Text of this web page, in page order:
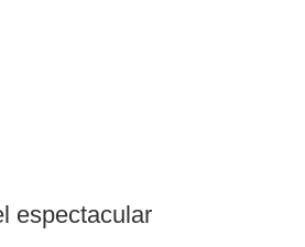
espectacular